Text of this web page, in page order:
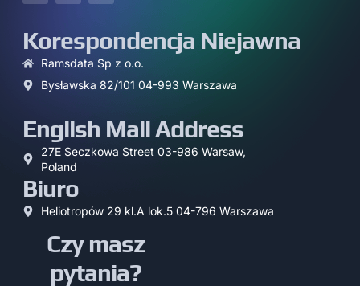
Korespondencja Niejawna
Ramsdata Sp z o.o.
Bysławska 82/101 04-993 Warszawa
English Mail Address
27E Seczkowa Street 03-986 Warsaw,
Poland
Biuro
Heliotropów 29 kl.A lok.5 04-796 Warszawa
Czy masz
pytania?